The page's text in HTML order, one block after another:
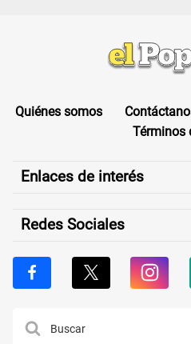
Quiénes somos
Términos
Enlaces de interés
Redes Sociales